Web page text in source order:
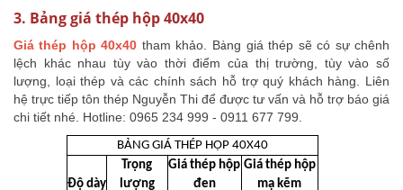
3. Bảng giá thép hộp 40x40
Giá thép hộp 40x40 tham khảo. Bảng giá thép sẽ có sự chênh
lệch khác nhau tùy vào thời điểm của thị trường, tùy vào số
lượng, loại thép và các chính sách hỗ trợ quý khách hàng. Liên
hệ trực tiếp tôn thép Nguyễn Thi để được tư vấn và hỗ trợ báo giá
chi tiết nhé. Hotline: 0965 234 999 - 0911 677 799.
BẢNG GIÁ THÉP HỘP 40X40
Độ dày
Trọng
lượng
Giá thép hộp
đen
Giá thép hộp
mạ kẽm